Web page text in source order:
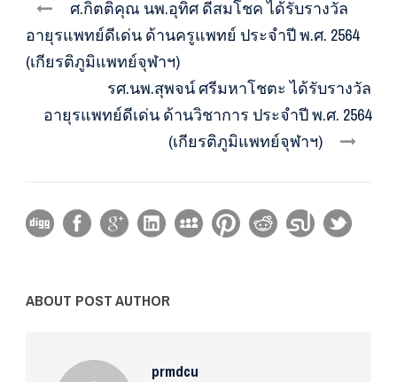
ศ.กิตติคุณ นพ.อุทิศ ดีสมโชค ได้รับรางวัล
อายุรแพทย์ดีเด่น ด้านครูแพทย์ ประจำปี พ.ศ. 2564
(เกียรติภูมิแพทย์จุฬาฯ)
รศ.นพ.สุพจน์ ศรีมหาโชตะ ได้รับรางวัล
อายุรแพทย์ดีเด่น ด้านวิชาการ ประจำปี พ.ศ. 2564
(เกียรติภูมิแพทย์จุฬาฯ)
ABOUT POST AUTHOR
prmdcu